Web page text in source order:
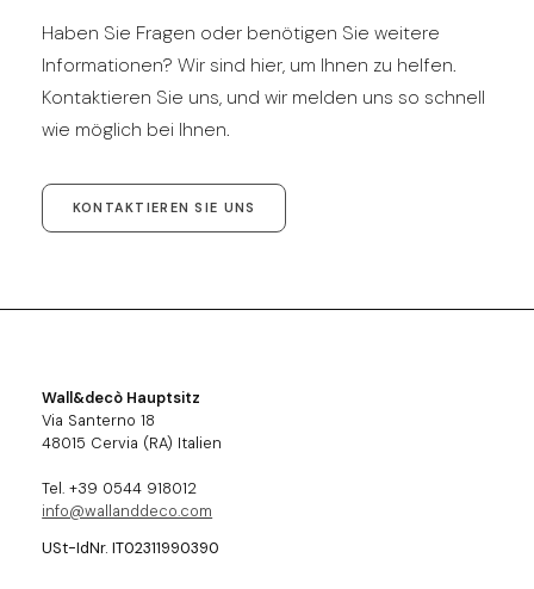
Haben Sie Fragen oder benötigen Sie weitere
Informationen? Wir sind hier, um Ihnen zu helfen.
Kontaktieren Sie uns, und wir melden uns so schnell
wie möglich bei Ihnen.
KONTAKTIEREN SIE UNS
Wall&decò Hauptsitz
Via Santerno 18
48015 Cervia (RA) Italien
Tel. +39 0544 918012
info@wallanddeco.com
USt-IdNr. IT02311990390